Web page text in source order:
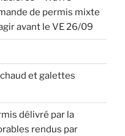
de permis mixte
avant le VE 26/09
chaud et galettes
délivré par la
rendus par